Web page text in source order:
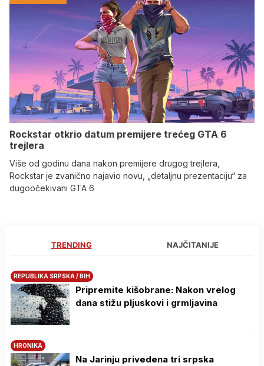
Rockstar otkrio datum premijere trećeg GTA 6
trejlera
Više od godinu dana nakon premijere drugog trejlera,
Rockstar je zvanično najavio novu, „detaljnu prezentaciju“ za
dugoočekivani GTA 6
TRENDING NAJČITANIJE
REPUBLIKA SRPSKA / BIH
Pripremite kišobrane: Nakon vrelog
dana stižu pljuskovi i grmljavina
HRONIKA
Na Јarinju privedena tri srpska